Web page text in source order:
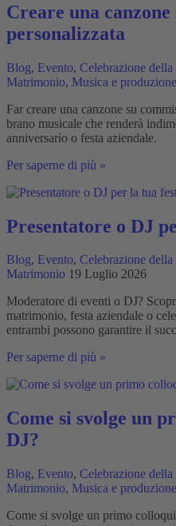
Creare una canzone
personalizzata
Blog, Evento, Celebrazione
Matrimonio, Musica e
Far creare una canzone su
brano musicale che renderà
anniversario o festa aziendale.
Creare
canzone
commissione
personalizzata
Per saperne di più »
Presentatore o DJ
Blog, Evento, Celebrazione
Matrimonio 19 Luglio 2026
Moderatore di eventi o DJ?
matrimonio, festa aziendale o
entrambi possono garantire il
Presentatore
DJ
la
tua
festa?
Per saperne di più »
Come si svolge un
DJ?
Blog, Evento, Celebrazione
Matrimonio, Musica e
Come si svolge un primo